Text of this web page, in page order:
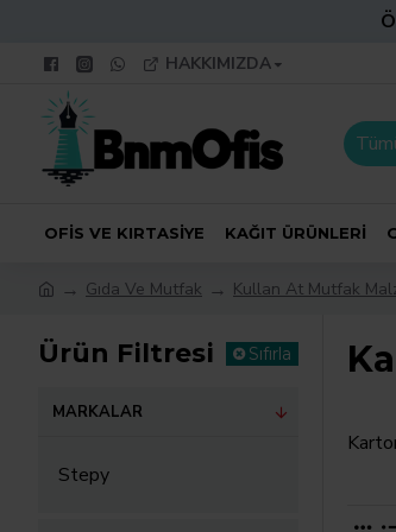
HAKKIMIZDA
OFIS VE KIRTASIYE KAĞIT ÜRÜNLERI
Gıda Ve Mutfak Kullan At Mutfak
Ürün Filtresi Sıfırla
MARKALAR
Stepy